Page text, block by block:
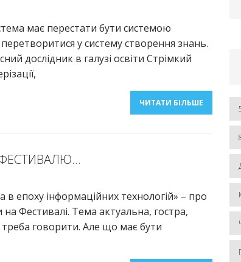
має перестати бути системою
у систему створення знань.
дослідник в галузі освіти Стрімкий
ЧИТАТИ БІЛЬШЕ
епоху інформаційних технологій» – про
Фестивалі. Тема актуальна, гостра,
говорити. Але що має бути